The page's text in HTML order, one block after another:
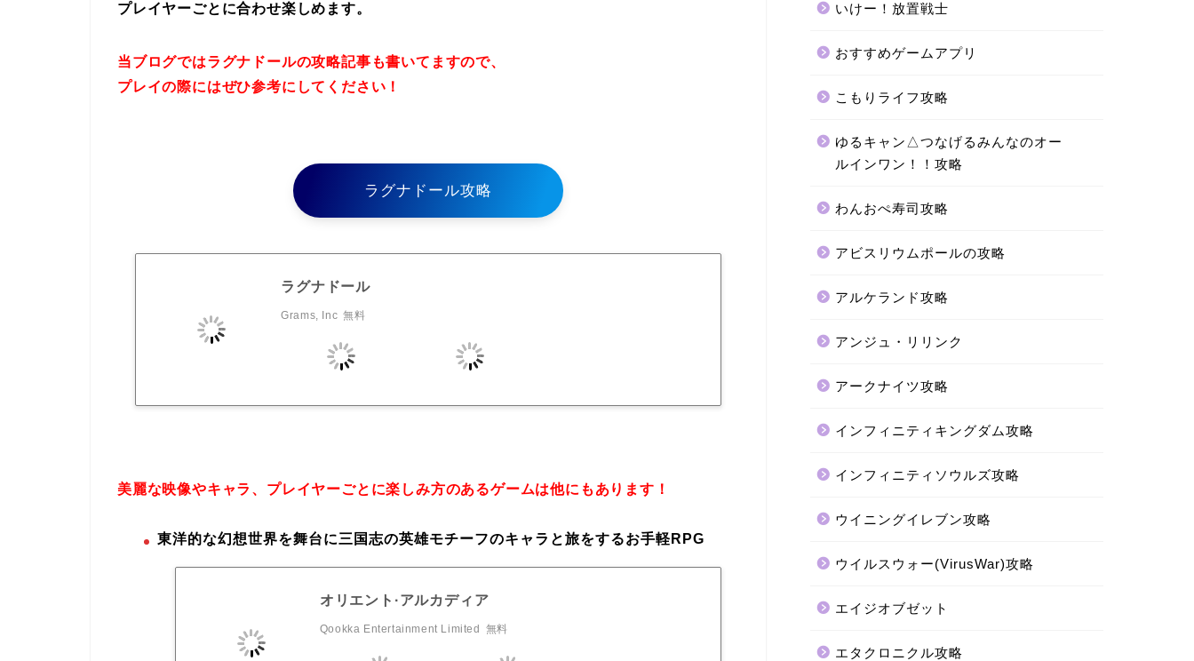
プレイヤーごとに合わせ楽しめます。
当ブログではラグナドールの攻略記事も書いてますので、
プレイの際にはぜひ参考にしてください！
ラグナドール攻略
ラグナドール
Grams, Inc 無料
美麗な映像やキャラ、プレイヤーごとに楽しみ方のあるゲームは他にもあります！
東洋的な幻想世界を舞台に三国志の英雄モチーフのキャラと旅をするお手軽RPG
オリエント·アルカディア
Qookka Entertainment Limited 無料
いけー！放置戦士
おすすめゲームアプリ
こもりライフ攻略
ゆるキャン△つなげるみんなのオー
ルインワン！！攻略
わんおぺ寿司攻略
アビスリウムポールの攻略
アルケランド攻略
アンジュ・リリンク
アークナイツ攻略
インフィニティキングダム攻略
インフィニティソウルズ攻略
ウイニングイレブン攻略
ウイルスウォー(VirusWar)攻略
エイジオブゼット
エタクロニクル攻略